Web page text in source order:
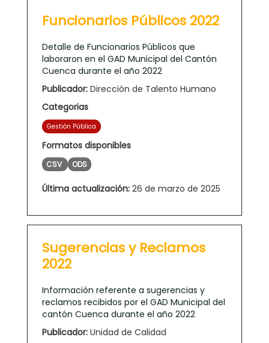
Funcionarios Públicos 2022
Detalle de Funcionarios Públicos que
laboraron en el GAD Municipal del Cantón
Cuenca durante el año 2022
Publicador: Dirección de Talento Humano
Categorias
Gestión Pública
Formatos disponibles
CSV ODS
Última actualización: 26 de marzo de 2025
Sugerencias y Reclamos
2022
Información referente a sugerencias y
reclamos recibidos por el GAD Municipal del
cantón Cuenca durante el año 2022
Publicador: Unidad de Calidad